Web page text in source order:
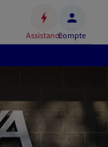
AssistanceCompte